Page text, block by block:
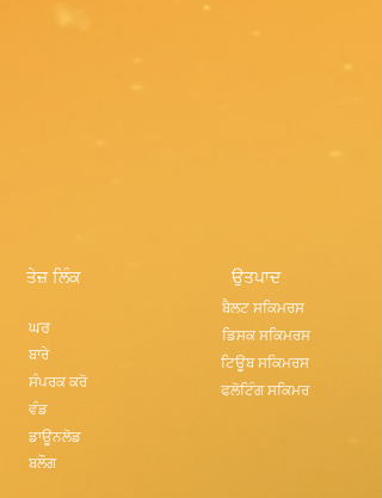
ਤੇਜ਼ ਲਿੰਕ
ਘਰ
ਬਾਰੇ
ਸੰਪਰਕ ਕਰੋ
ਵੰਡ
ਡਾਊਨਲੋਡ
ਬਲੌਗ
ਉਤਪਾਦ
ਬੈਲਟ ਸਕਿਮਰਸ
ਡਿਸਕ ਸਕਿਮਰਸ
ਟਿਊਬ ਸਕਿਮਰਸ
ਫਲੋਟਿੰਗ ਸਕਿਮਰ